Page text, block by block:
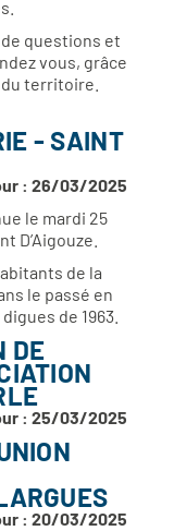
questions et
vous, grâce
territoire.
- SAINT
: 26/03/2025
le mardi 25
D’Aigouze.
de la
le passé en
de 1963.
DE
: 25/03/2025
: 20/03/2025